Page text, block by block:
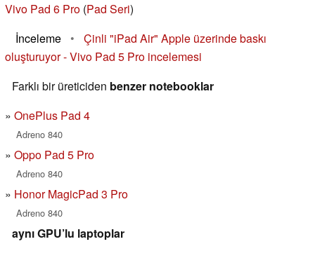
Vivo Pad 6 Pro (Pad Seri)
İnceleme
•
Çinli "iPad Air" Apple üzerinde baskı
oluşturuyor - Vivo Pad 5 Pro incelemesi
Farklı bir üreticiden benzer notebooklar
OnePlus Pad 4
Adreno 840
Oppo Pad 5 Pro
Adreno 840
Honor MagicPad 3 Pro
Adreno 840
aynı GPU’lu laptoplar